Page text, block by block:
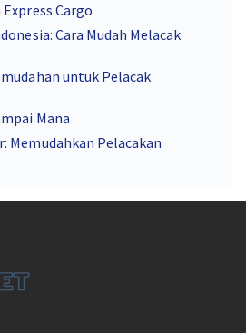
Express Cargo
Cara Mudah Melacak
untuk Pelacak
Mana
Memudahkan Pelacakan